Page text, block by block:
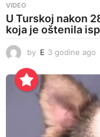
VIDEO
U Turskoj nakon
koja je oštenila
by E 3 godine ago
o
i
n
e